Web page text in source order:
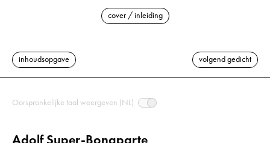
cover / inleiding
inhoudsopgave volgend gedicht
Oorspronkelijke taal weergeven (NL)
Adolf Super-Bonaparte